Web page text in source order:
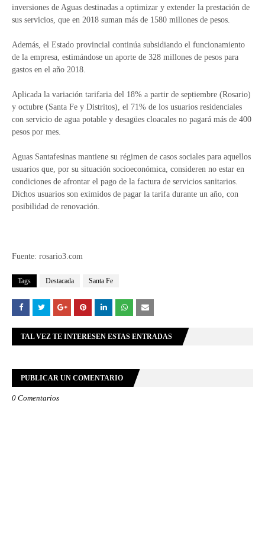
inversiones de Aguas destinadas a optimizar y extender la prestación de
sus servicios, que en 2018 suman más de 1580 millones de pesos.
Además, el Estado provincial continúa subsidiando el funcionamiento
de la empresa, estimándose un aporte de 328 millones de pesos para
gastos en el año 2018.
Aplicada la variación tarifaria del 18% a partir de septiembre (Rosario)
y octubre (Santa Fe y Distritos), el 71% de los usuarios residenciales
con servicio de agua potable y desagües cloacales no pagará más de 400
pesos por mes.
Aguas Santafesinas mantiene su régimen de casos sociales para aquellos
usuarios que, por su situación socioeconómica, consideren no estar en
condiciones de afrontar el pago de la factura de servicios sanitarios.
Dichos usuarios son eximidos de pagar la tarifa durante un año, con
posibilidad de renovación.
Fuente: rosario3.com
Tags Destacada Santa Fe
TAL VEZ TE INTERESEN ESTAS ENTRADAS
PUBLICAR UN COMENTARIO
0 Comentarios